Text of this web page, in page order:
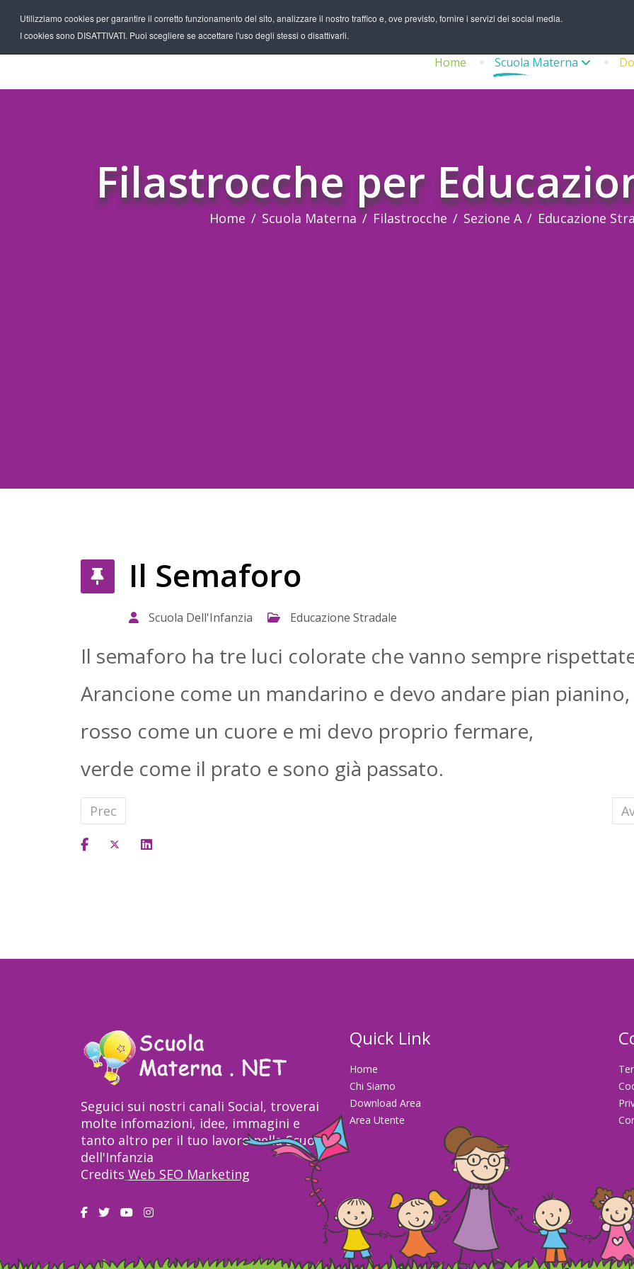
Utilizziamo cookies per garantire il corretto funzionamento del sito, analizzare il nostro traffico e, ove previsto, fornire i servizi dei social media.
I cookies sono DISATTIVATI. Puoi scegliere se accettare l'uso degli stessi o disattivarli.
Home Scuola Materna
Filastrocche per
Home Scuola Materna Filastrocche Sezione A Educazione
Il Semaforo
Scuola Dell'Infanzia Educazione Stradale
Il semaforo ha tre luci colorate che vanno sempre
Arancione come un mandarino e devo andare pian pianino,
rosso come un cuore e mi devo proprio fermare,
verde come il prato e sono già passato.
Articolo precedente: I Segnali Stradali
Prec
Seguici sui nostri canali Social, troverai
molte infomazioni, idee, immagini e
tanto altro per il tuo lavoro nella Scuola
dell'Infanzia
Credits Web SEO Marketing
Quick Link
Home
Chi Siamo
Download Area
Area Utente